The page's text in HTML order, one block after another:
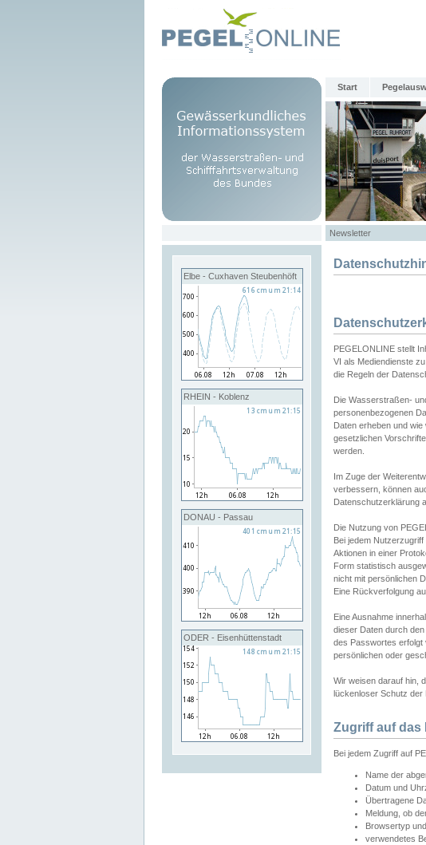
Start
Newsletter
Elbe - Cuxhaven Steubenhöft
RHEIN - Koblenz
DONAU - Passau
ODER - Eisenhüttenstadt
PEGELONLINE stellt
VI als Mediendienste
die Regeln der
Die Wasserstraßen-
personenbezogenen
Daten erheben und
gesetzlichen
werden.
Im Zuge der
verbessern, können
Datenschutzerklärung
Die Nutzung von
Bei jedem
Aktionen in einer
Form statistisch
nicht mit persönlichen
Eine Rückverfolgung
Eine Ausnahme
dieser Daten durch
des Passwortes erfolgt
persönlichen oder
Wir weisen darauf hin,
lückenloser Schutz
Zugriff auf das
Bei jedem Zugriff auf
Name der
Datum und
Übertragene
Meldung, ob
Browsertyp
verwendetes